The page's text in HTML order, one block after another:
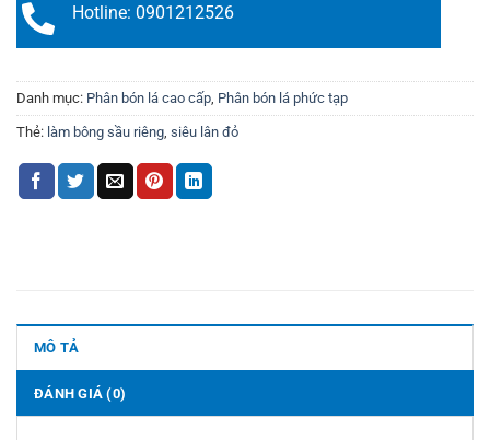
Hotline: 0901212526
Danh mục: Phân bón lá cao cấp Phân bón lá phức tạp
Thẻ: làm bông sầu riêng siêu lân đỏ
MÔ TẢ
ĐÁNH GIÁ (0)